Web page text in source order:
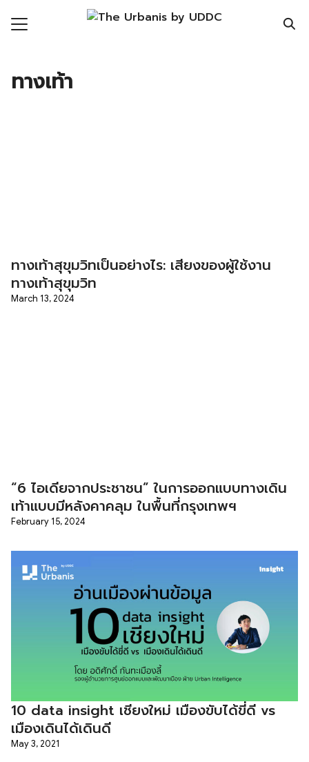
Data
ทางเท้า
ทางเท้าสุขุมวิทเป็นอย่างไร: เสียงของผู้ใช้งาน
ทางเท้าสุขุมวิท
March 13, 2024
“6 ไอเดียจากประชาชน” ในการออกแบบทางเดิน
เท้าแบบมีหลังคาคลุม ในพื้นที่กรุงเทพฯ
February 15, 2024
10 data insight เชียงใหม่ เมืองขับได้ขี่ดี vs
เมืองเดินได้เดินดี
May 3, 2021